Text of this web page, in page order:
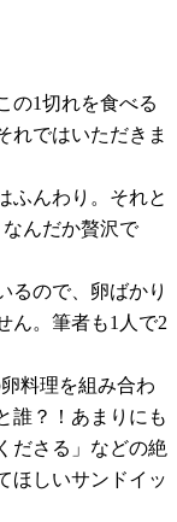
の1切れを食べる
れではいただきま
ふんわり。それと
んだか贅沢で
るので、卵ばかり
。筆者も1人で2
料理を組み合わ
誰？！あまりにも
ださる」などの絶
ほしいサンドイッ